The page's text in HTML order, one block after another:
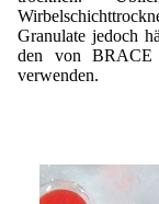
Granulate jedoch
den von BRACE
verwenden.